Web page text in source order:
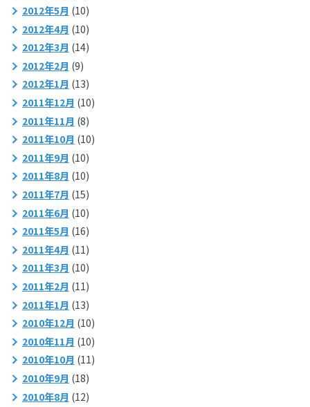
2012年5月 (10)
2012年4月 (10)
2012年3月 (14)
2012年2月 (9)
2012年1月 (13)
2011年12月 (10)
2011年11月 (8)
2011年10月 (10)
2011年9月 (10)
2011年8月 (10)
2011年7月 (15)
2011年6月 (10)
2011年5月 (16)
2011年4月 (11)
2011年3月 (10)
2011年2月 (11)
2011年1月 (13)
2010年12月 (10)
2010年11月 (10)
2010年10月 (11)
2010年9月 (18)
2010年8月 (12)